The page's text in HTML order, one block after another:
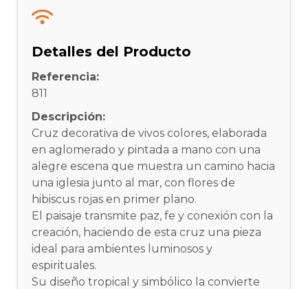
Detalles del Producto
Referencia:
811
Descripción:
Cruz decorativa de vivos colores, elaborada
en aglomerado y pintada a mano con una
alegre escena que muestra un camino hacia
una iglesia junto al mar, con flores de
hibiscus rojas en primer plano.
El paisaje transmite paz, fe y conexión con la
creación, haciendo de esta cruz una pieza
ideal para ambientes luminosos y
espirituales.
Su diseño tropical y simbólico la convierte